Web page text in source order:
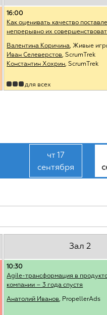
16:00
Как оценивать качество
непрерывно их
Валентина Коричина, Живые
Иван Селеверстов, ScrumTrek
Константин Хохрин, ScrumTrek
для всех
чт 17
сентября
Зал 2
10:30
Agile-трансформация в
компании – 3 года спустя
Анатолий Иванов, PropellerAds